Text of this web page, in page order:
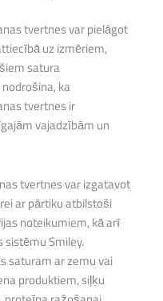
tvertnes var pielāgot
uz izmēriem,
satura
ka
tvertnes ir
vajadzībām un
tvertnes var izgatavot
ar pārtiku atbilstoši
noteikumiem, kā arī
sistēmu Smiley.
saturam ar zemu vai
produktiem, siļķu